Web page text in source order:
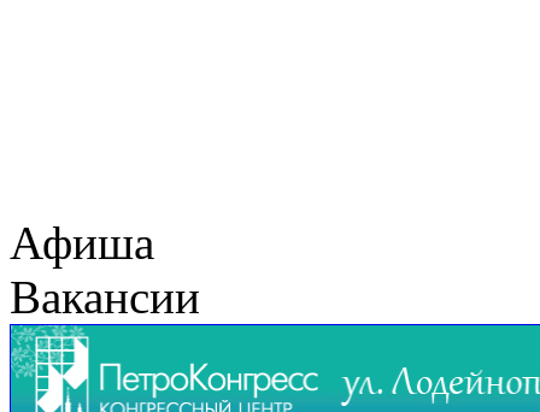
Афиша
Вакансии